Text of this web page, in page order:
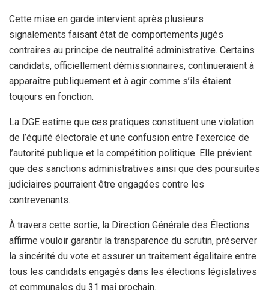
Cette mise en garde intervient après plusieurs
signalements faisant état de comportements jugés
contraires au principe de neutralité administrative. Certains
candidats, officiellement démissionnaires, continueraient à
apparaître publiquement et à agir comme s’ils étaient
toujours en fonction.
La DGE estime que ces pratiques constituent une violation
de l’équité électorale et une confusion entre l’exercice de
l’autorité publique et la compétition politique. Elle prévient
que des sanctions administratives ainsi que des poursuites
judiciaires pourraient être engagées contre les
contrevenants.
À travers cette sortie, la Direction Générale des Élections
affirme vouloir garantir la transparence du scrutin, préserver
la sincérité du vote et assurer un traitement égalitaire entre
tous les candidats engagés dans les élections législatives
et communales du 31 mai prochain.